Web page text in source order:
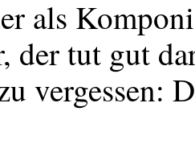
als
der tut gut
vergessen: